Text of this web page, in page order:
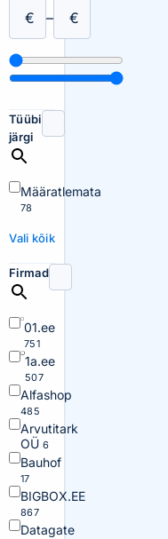
€ – €
Tüübi
järgi
Määratlemata
78
Vali kõik
Firmad
01.ee
751
1a.ee
507
Alfashop
485
Arvutitark
OÜ 6
Bauhof
17
BIGBOX.EE
867
Datagate